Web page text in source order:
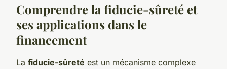
Comprendre la fiducie-sûreté et
ses applications dans le
financement
La fiducie-sûreté est un mécanisme complexe